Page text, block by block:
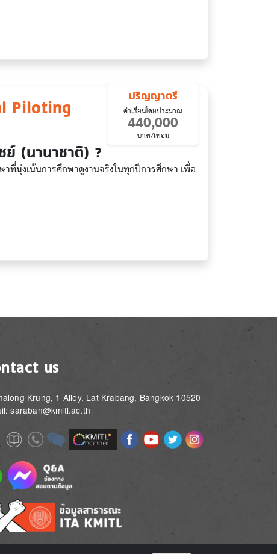
Piloting
ย์ (นานาชาติ) ?
ที่มุ่งเน้นการศึกษาดูงานจริงในทุกปีการศึกษา เพื่อ
ปริญญาตรี
ค่าเรียนโดยประมาณ
440,000
บาท/เทอม
us
Krung, 1 Alley, Lat Krabang, Bangkok 10520
saraban@kmitl.ac.th
ImageImageImage Image ImageImageImageImage
Image